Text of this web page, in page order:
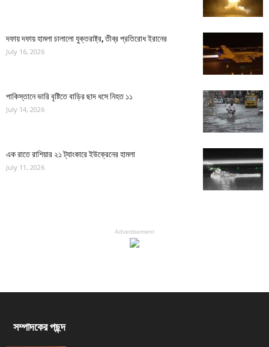
দফায় দফায় হামলা চালালো যুক্তরাষ্ট্র, তীব্র প্রতিরোধ ইরানের
July 16, 2026
পাকিস্তানে ভারি বৃষ্টিতে বাড়ির ছাদ ধসে নিহত ১১
July 14, 2026
এক রাতে রাশিয়ার ২১ ট্যাংকারে ইউক্রেনের হামলা
July 11, 2026
Advertisement
সম্পাদকের পছন্দ